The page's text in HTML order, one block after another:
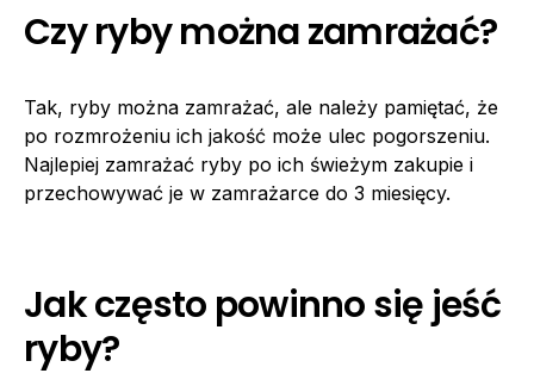
Czy ryby można zamrażać?
Tak, ryby można zamrażać, ale należy pamiętać, że
po rozmrożeniu ich jakość może ulec pogorszeniu.
Najlepiej zamrażać ryby po ich świeżym zakupie i
przechowywać je w zamrażarce do 3 miesięcy.
Jak często powinno się jeść
ryby?